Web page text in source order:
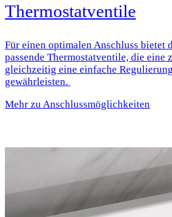
Thermostatventile
Für einen optimalen Anschluss bietet
passende Thermostatventile, die eine
gleichzeitig eine einfache
gewährleisten.
Mehr zu Anschlussmöglichkeiten